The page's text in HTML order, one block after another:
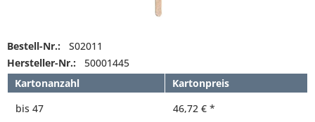
Bestell-Nr.:
S02011
Hersteller-Nr.:
50001445
Kartonanzahl
Kartonpreis
bis 47 46,72 € *